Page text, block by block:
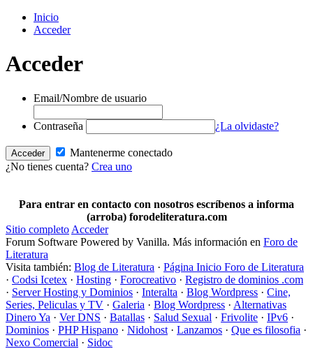
Inicio
Acceder
Acceder
Email/Nombre de usuario
Contraseña ¿La olvidaste?
Mantenerme conectado
¿No tienes cuenta? Crea uno
Para entrar en contacto con nosotros escríbenos a informa
(arroba) forodeliteratura.com
Sitio completo Acceder
Forum Software Powered by Vanilla. Más información en Foro de
Literatura
Visita también: Blog de Literatura · Página Inicio Foro de Literatura
· Codsi Icetex · Hosting · Forocreativo · Registro de dominios .com
· Server Hosting y Dominios · Interalta · Blog Wordpress · Cine,
Series, Peliculas y TV · Galeria · Blog Wordpress · Alternativas
Dinero Ya · Ver DNS · Batallas · Salud Sexual · Frivolite · IPv6 ·
Dominios · PHP Hispano · Nidohost · Lanzamos · Que es filosofia ·
Nexo Comercial · Sidoc